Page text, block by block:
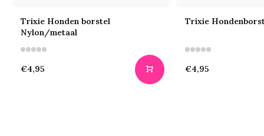
Trixie Honden borstel
Nylon/metaal
€4,95
Trixie
€4,95